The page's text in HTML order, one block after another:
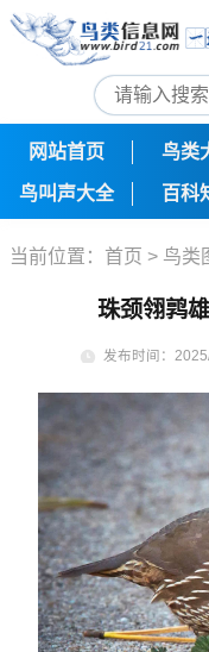
网站首页 鸟类
鸟叫声大全 百科
当前位置： 首页 > 鸟类
珠颈翎鹑
发布时间：